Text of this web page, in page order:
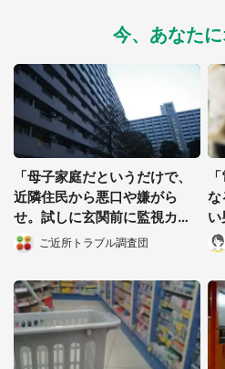
今、あなた
「母子家庭だというだけで、
近隣住民から悪口や嫌がら
せ。試しに玄関前に監視カメ
ラを付けると...」（静岡県・5
0代女性）
ご近所トラブル調査団
な
い
0